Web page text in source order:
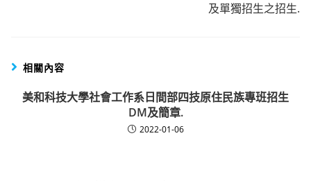
及單獨招生之招生.
相關內容
美和科技大學社會工作系日間部四技原住民族專班招生
DM及簡章.
2022-01-06